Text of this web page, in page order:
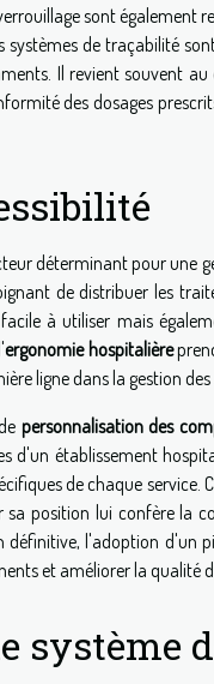
sont
de traçabilité
Il revient souvent
des dosages
déterminant pour une
de distribuer les
à utiliser mais
ergonomie hospitalière
ligne dans la gestion des
personnalisation des
d'un établissement
de chaque
position lui confère la
définitive, l'adoption d'un
et améliorer la qualité
système